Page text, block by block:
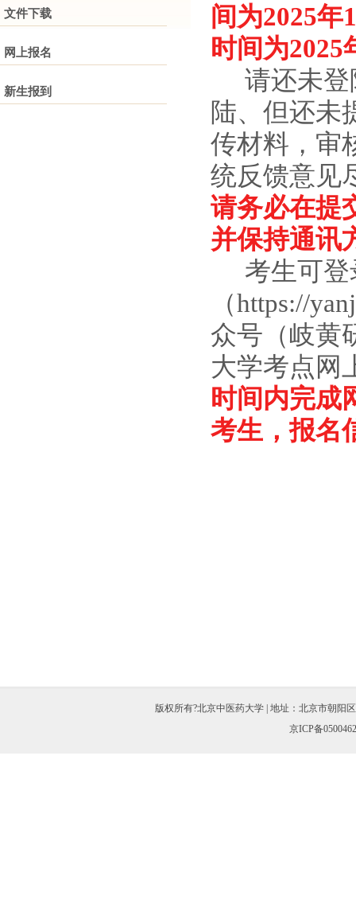
文件下载
网上报名
新生报到
间为2025年
时间为2025
请还未
陆、但还未
传材料，审
统反馈意见
请务必在提
并保持通讯
考生可
（https://
众号（岐黄
大学考点网
时间内完成
考生，报名
版权所有?北京中医药大学 | 地址：北京市朝阳
京ICP备